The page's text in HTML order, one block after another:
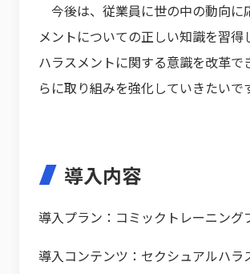
今後は、従業員に世の中の動向に
メントについての正しい知識を習得
ハラスメントに関する意識を改革で
らに取り組みを強化していきたいで
導入内容
導入プラン：コミックトレーニング
導入コンテンツ：セクシュアルハラ